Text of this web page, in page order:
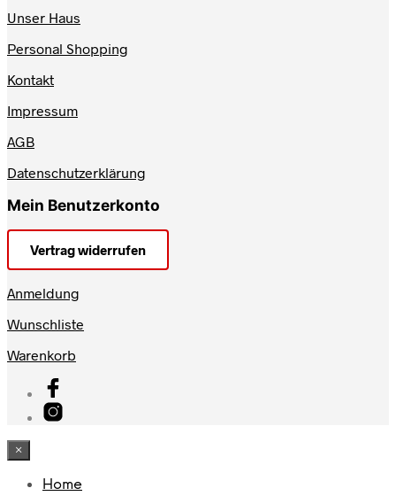
Unser Haus
Personal Shopping
Kontakt
Impressum
AGB
Datenschutzerklärung
Mein Benutzerkonto
Vertrag widerrufen
Anmeldung
Wunschliste
Warenkorb
×
Home